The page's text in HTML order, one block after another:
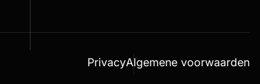
PrivacyAlgemene voorwaarden